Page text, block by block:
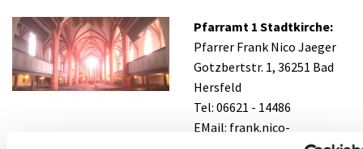
Pfarramt 1 Stadtkirche:
Pfarrer Frank Nico Jaeger
Gotzbertstr. 1, 36251 Bad
Hersfeld
Tel: 06621 - 14486
EMail: frank.nico-